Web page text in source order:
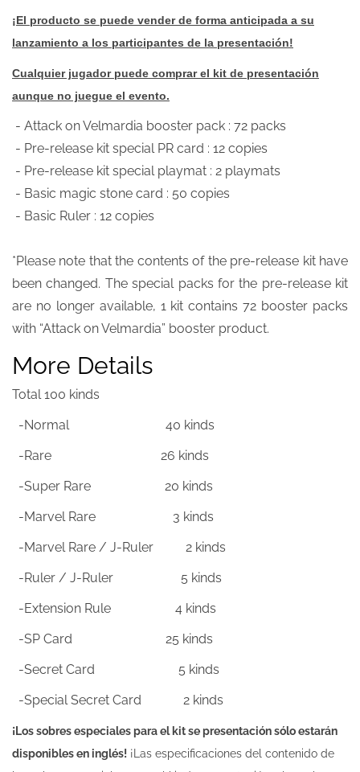
¡El producto se puede vender de forma anticipada a su
lanzamiento a los participantes de la presentación!
Cualquier jugador puede comprar el kit de presentación
aunque no juegue el evento.
- Attack on Velmardia booster pack : 72 packs
- Pre-release kit special PR card : 12 copies
- Pre-release kit special playmat : 2 playmats
- Basic magic stone card : 50 copies
- Basic Ruler : 12 copies
*Please note that the contents of the pre-release kit have
been changed. The special packs for the pre-release kit
are no longer available, 1 kit contains 72 booster packs
with “Attack on Velmardia” booster product.
More Details
Total 100 kinds
-Normal 40 kinds
-Rare 26 kinds
-Super Rare 20 kinds
-Marvel Rare 3 kinds
-Marvel Rare / J-Ruler 2 kinds
-Ruler / J-Ruler 5 kinds
-Extension Rule 4 kinds
-SP Card 25 kinds
-Secret Card 5 kinds
-Special Secret Card 2 kinds
¡Los sobres especiales para el kit se presentación sólo estarán
disponibles en inglés! ¡Las especificaciones del contenido de